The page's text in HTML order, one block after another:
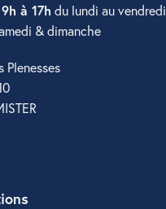
9h à 17h du lundi au vendredi
& dimanche
Plenesses